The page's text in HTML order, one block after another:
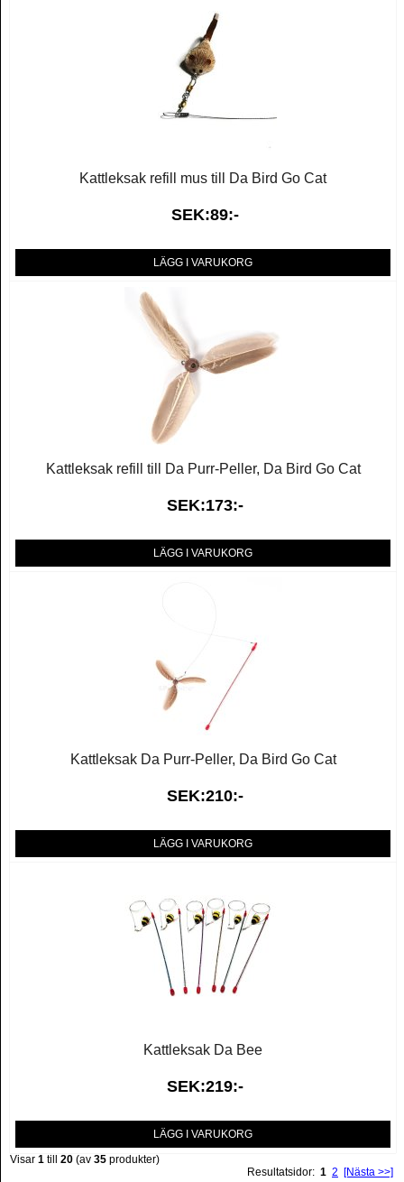
Kattleksak refill mus till Da Bird Go Cat
SEK:89:-
LÄGG I VARUKORG
Kattleksak refill till Da Purr-Peller, Da Bird Go Cat
SEK:173:-
LÄGG I VARUKORG
Kattleksak Da Purr-Peller, Da Bird Go Cat
SEK:210:-
LÄGG I VARUKORG
Kattleksak Da Bee
SEK:219:-
LÄGG I VARUKORG
Visar 1 till 20 (av 35 produkter)
Resultatsidor: 1 2 [Nästa >>]